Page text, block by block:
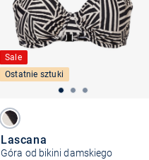
Sale
Ostatnie sztuki
Lascana
Góra od bikini damskiego